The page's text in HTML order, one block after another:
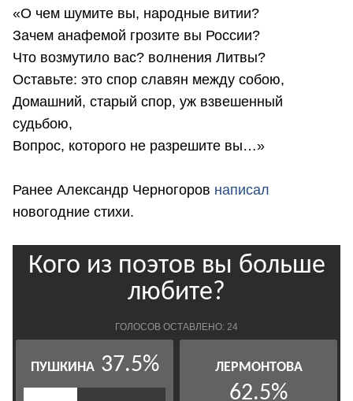
«О чем шумите вы, народные витии?
Зачем анафемой грозите вы России?
Что возмутило вас? волнения Литвы?
Оставьте: это спор славян между собою,
Домашний, старый спор, уж взвешенный
судьбою,
Вопрос, которого не разрешите вы…»
Ранее Александр Черногоров написал
новогодние стихи.